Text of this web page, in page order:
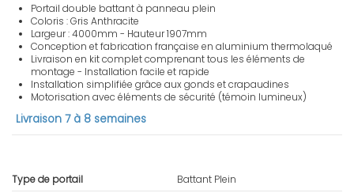
Portail double battant à panneau plein
Coloris : Gris Anthracite
Largeur : 4000mm - Hauteur 1907mm
Conception et fabrication française en aluminium thermolaqué
Livraison en kit complet comprenant tous les éléments de
montage - Installation facile et rapide
Installation simplifiée grâce aux gonds et crapaudines
Motorisation avec éléments de sécurité (témoin lumineux)
Livraison 7 à 8 semaines
Type de portail
Battant Plein